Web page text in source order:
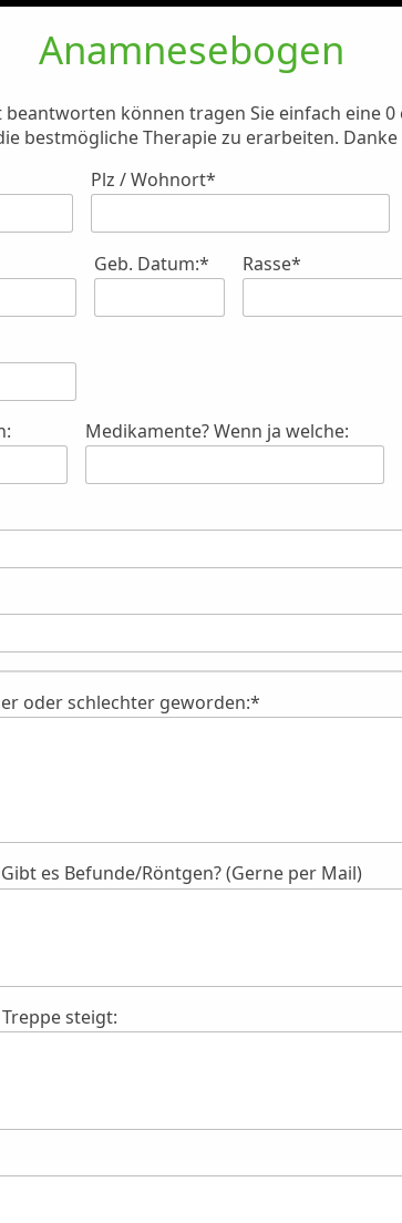
Anamnesebogen
beantworten können tragen Sie einfach
bestmögliche Therapie zu erarbeiten. Danke
Plz / Wohnort*
Geb. Datum:* Rasse*
Medikamente? Wenn ja welche:
oder schlechter geworden:*
es Befunde/Röntgen? (Gerne per Mail)
steigt: